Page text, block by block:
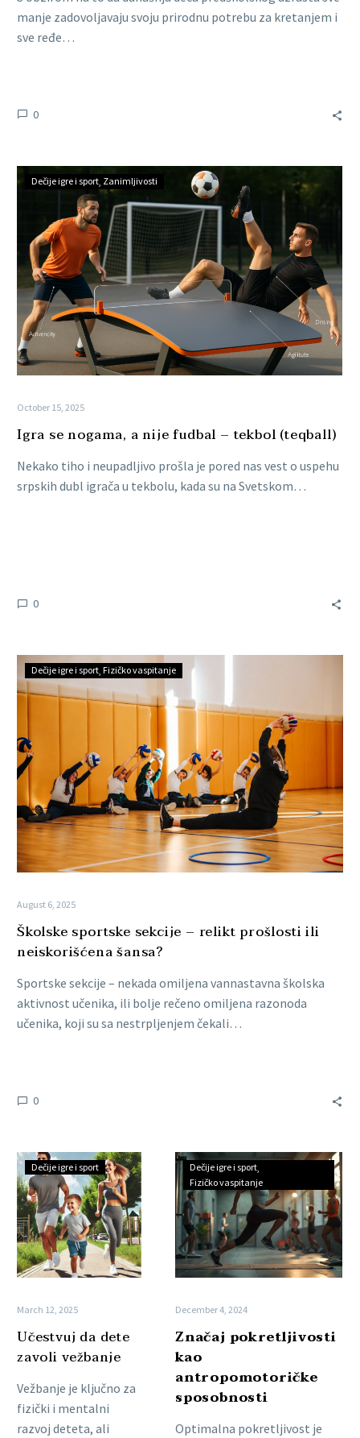
manje zadovoljavaju svoju prirodnu potrebu za kretanjem i
sve ređe…
0
Dečije igre i sport Zanimljivosti
October 15, 2025
Igra se nogama, a nije fudbal – tekbol (teqball)
Nekako tiho i neupadljivo prošla je pored nas vest o uspehu
srpskih dubl igrača u tekbolu, kada su na Svetskom…
0
Dečije igre i sport Fizičko vaspitanje
August 6, 2025
Školske sportske sekcije – relikt prošlosti ili
neiskorišćena šansa?
Sportske sekcije – nekada omiljena vannastavna školska
aktivnost učenika, ili bolje rečeno omiljena razonoda
učenika, koji su sa nestrpljenjem čekali…
0
Dečije igre i sport
March 12, 2025
Učestvuj da dete
zavoli vežbanje
Vežbanje je ključno za
fizički i mentalni
razvoj deteta, ali
Dečije igre i sport
Fizičko vaspitanje
December 4, 2024
Značaj pokretljivosti
kao
antropomotoričke
sposobnosti
Optimalna pokretljivost je